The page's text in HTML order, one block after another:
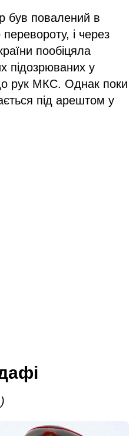
був повалений в
перевороту, і через
пообіцяла
підозрюваних у
рук МКС. Однак поки
під арештом у